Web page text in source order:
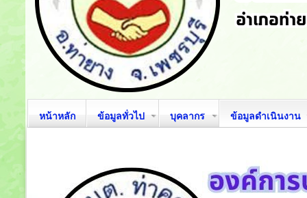
หน้าหลัก ข้อมูลทั่วไป บุคลากร ข้อมูลดำเนินงาน